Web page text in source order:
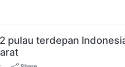
2 pulau terdepan